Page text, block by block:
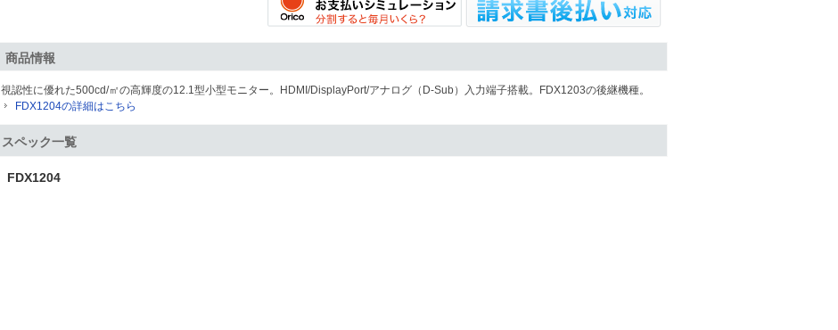
商品情報
視認性に優れた500cd/㎡の高輝度の12.1型小型モニター。HDMI/DisplayPort/アナログ（D-Sub）入力端子搭載。FDX1203の後継機種。
FDX1204の詳細はこちら
スペック一覧
FDX1204